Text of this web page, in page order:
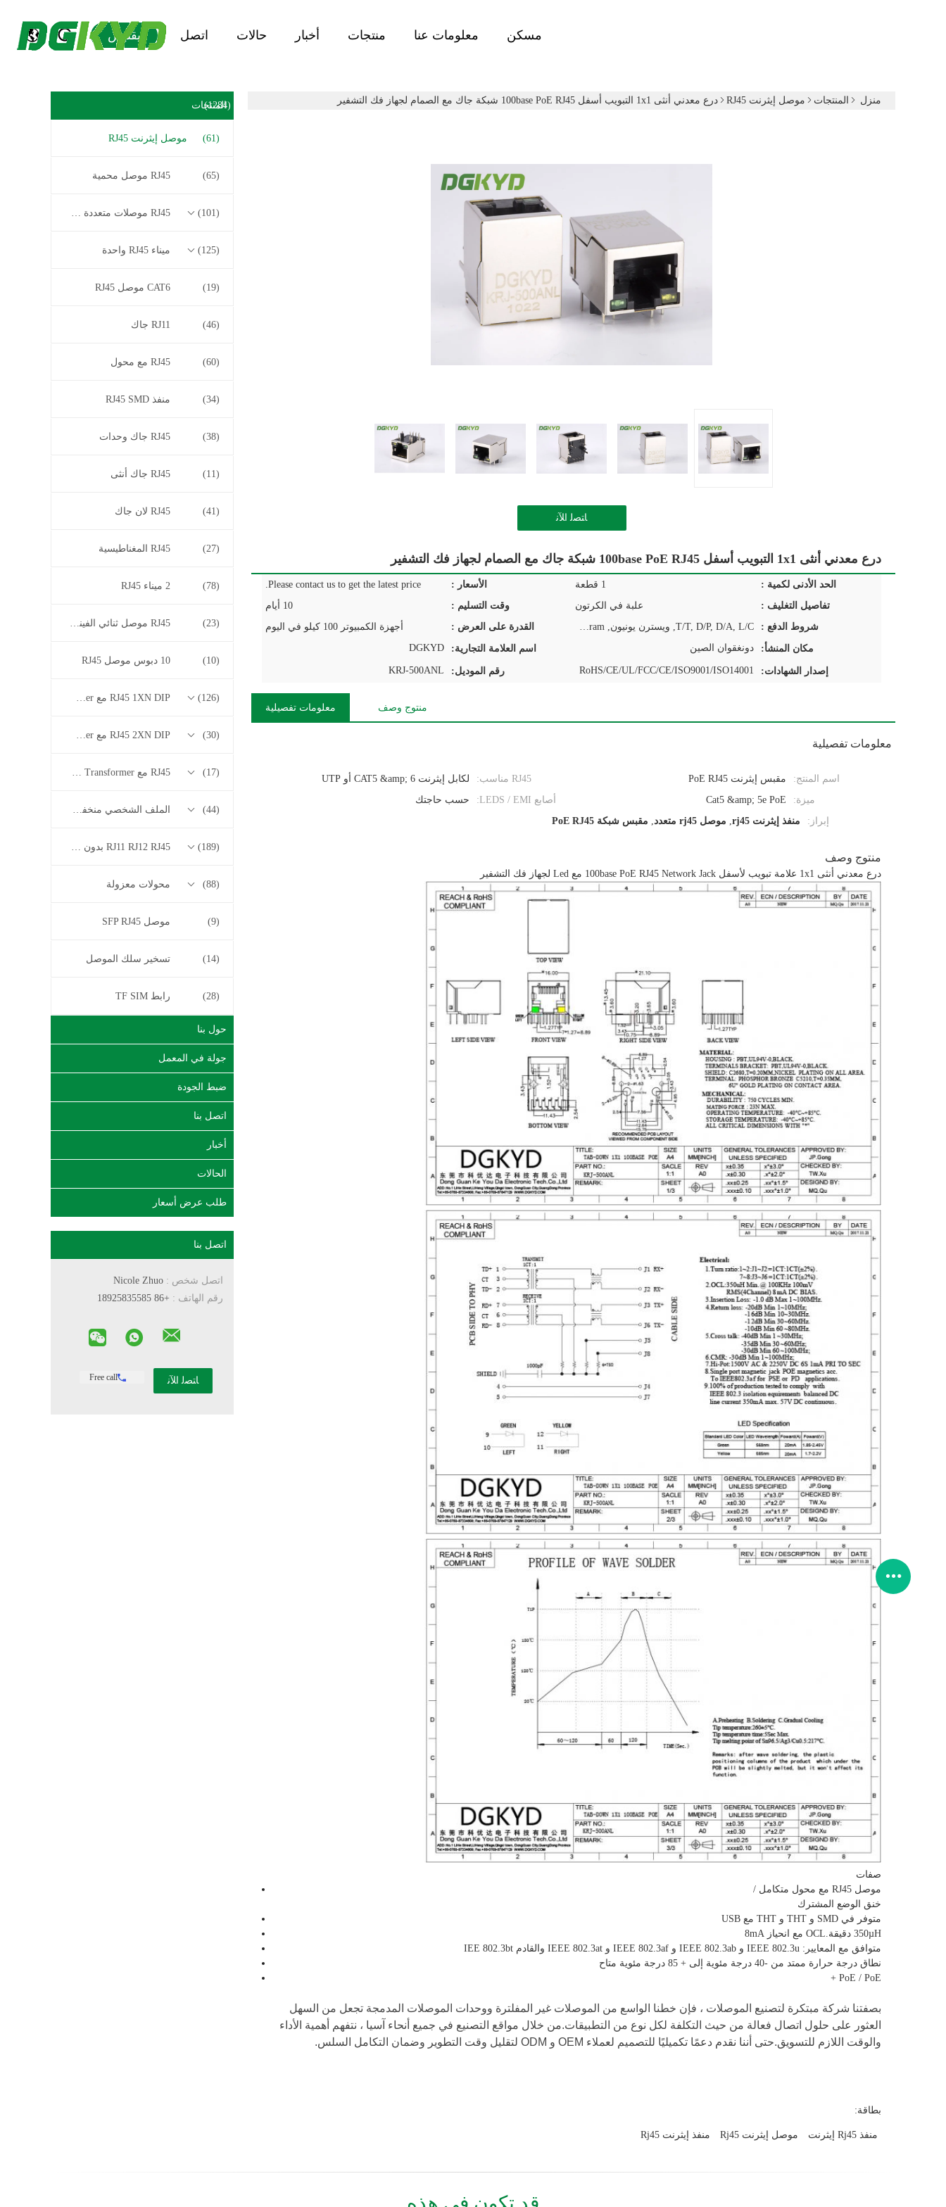
مسكن معلومات عنا منتجات أخبار حالات اتصل يقتبس
المنتجات(1284)
موصل إيثرنت RJ45 (61)
RJ45 موصل محمية (65)
RJ45 موصلات متعددة الموصل (101)
ميناء RJ45 واحدة (125)
CAT6 موصل RJ45 (19)
RJ11 جاك (46)
RJ45 مع محول (60)
منفذ RJ45 SMD (34)
RJ45 جاك وحدات (38)
RJ45 جاك أنثى (11)
RJ45 لان جاك (41)
RJ45 المغناطيسية (27)
2 ميناء RJ45 (78)
RJ45 موصل ثنائي الفينيل متعدد الكلور (23)
10 دبوس موصل RJ45 (10)
RJ45 1XN DIP مع 10/100/1000M Base-T Series Transformer (126)
RJ45 2XN DIP مع 10/100/1000M Base-T Series Transformer (30)
RJ45 مع 2.5G / 5G / 10G Base-T Series Transformer (17)
الملف الشخصي منخفض RJ45 (44)
RJ11 RJ12 RJ45 بدون سلسلة المحولات (189)
محولات معزولة (88)
موصل SFP RJ45 (9)
تسخير سلك الموصل (14)
رابط TF SIM (28)
حول بنا
جولة في المعمل
ضبط الجودة
اتصل بنا
أخبار
الحالات
طلب عرض أسعار
اتصل بنا
اتصل شخص :
رقم الهاتف : +86 18925835585
Free call
منزل المنتجات موصل إيثرنت RJ45 درع معدني أنثى 1x1 التبويب أسفل 100base PoE RJ45 شبكة جاك مع الصمام لجهاز فك التشفير
ﺎﺘﺼﻟ ﺍﻶﻧ
درع معدني أنثى 1x1 التبويب أسفل 100base PoE RJ45 شبكة جاك مع الصمام لجهاز فك التشفير
الحد الأدنى لكمية : 1 قطعة الأسعار :
Please contact us to get the latest price.
تفاصيل التغليف :
علبة في الكرتون وقت التسليم :
10 أيام
شروط الدفع :
T/T, D/P, D/A, L/C, ويسترن يونيون, MoneyGram القدرة على العرض : أجهزة الكمبيوتر 100 كيلو في اليوم
مكان المنشأ: دونغقوان الصين اسم العلامة التجارية: DGKYD
إصدار الشهادات: RoHS/CE/UL/FCC/CE/ISO9001/ISO14001 رقم الموديل: KRJ-500ANL
معلومات تفصيلية منتوج وصف
معلومات تفصيلية
اسم المنتج: مقبس إيثرنت PoE RJ45 RJ45 مناسب:
لكابل إيثرنت CAT5 &amp; 6 أو UTP
ميزة:
Cat5 &amp; 5e PoE أصابع LEDS / EMI:
حسب حاجتك
إبراز:
منفذ إيثرنت rj45 , موصل rj45 متعدد , مقبس شبكة PoE RJ45
منتوج وصف
درع معدني أنثى 1x1 علامة تبويب لأسفل 100base PoE RJ45 Network Jack مع Led لجهاز فك التشفير
صفات
موصل RJ45 مع محول متكامل /
خنق الوضع المشترك
متوفر في SMD و THT و THT مع USB
350µH دقيقة.OCL مع انحياز 8mA
متوافق مع المعايير: IEEE 802.3u و IEEE 802.3ab و IEEE 802.3af و IEEE 802.3at والقادم IEE 802.3bt
نطاق درجة حرارة ممتد من -40 درجة مئوية إلى + 85 درجة مئوية متاح
PoE / PoE +
بصفتنا شركة مبتكرة لتصنيع الموصلات ، فإن خطنا الواسع من الموصلات غير المفلترة ووحدات الموصلات المدمجة تجعل من السهل
العثور على حلول اتصال فعالة من حيث التكلفة لكل نوع من التطبيقات.من خلال مواقع التصنيع في جميع أنحاء آسيا ، نتفهم أهمية الأداء
والوقت اللازم للتسويق.حتى أننا نقدم دعمًا تكميليًا للتصميم لعملاء OEM و ODM لتقليل وقت التطوير وضمان التكامل السلس.
بطاقة:
منفذ Rj45 إيثرنت موصل إيثرنت Rj45 منفذ إيثرنت Rj45